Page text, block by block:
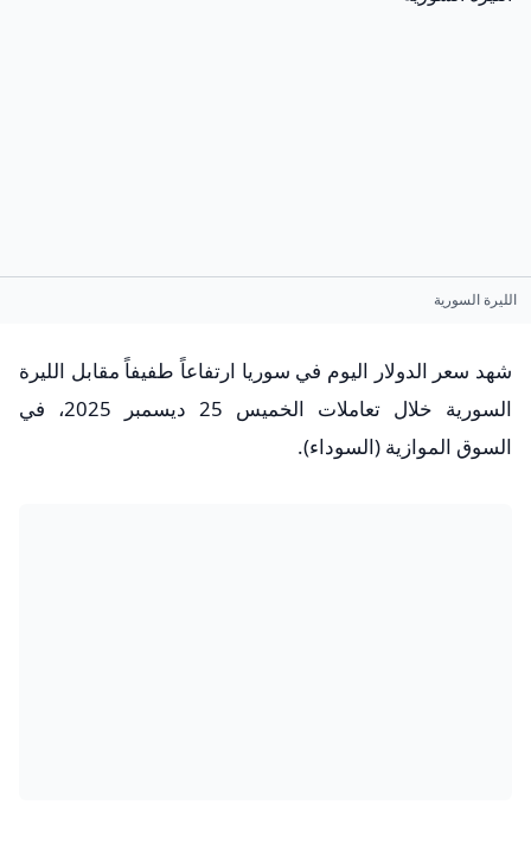
الليرة السورية
شهد سعر الدولار اليوم في سوريا ارتفاعاً طفيفاً مقابل الليرة
السورية خلال تعاملات الخميس 25 ديسمبر 2025، في
السوق الموازية (السوداء).